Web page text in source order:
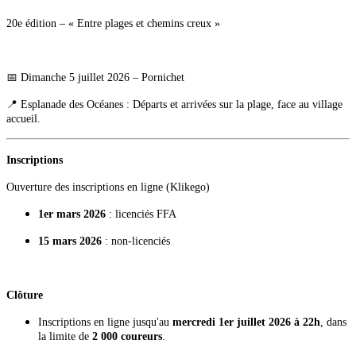
20e édition – « Entre plages et chemins creux »
📅 Dimanche 5 juillet 2026 – Pornichet
📍 Esplanade des Océanes : Départs et arrivées sur la plage, face au village
accueil.
Inscriptions
Ouverture des inscriptions en ligne (Klikego)
1er mars 2026 : licenciés FFA
15 mars 2026 : non-licenciés
Clôture
Inscriptions en ligne jusqu'au mercredi 1er juillet 2026 à 22h , dans
la limite de 2 000 coureurs